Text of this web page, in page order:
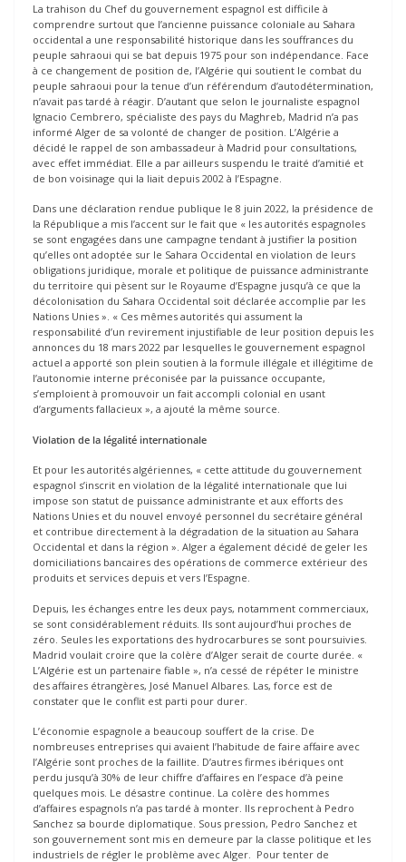
La trahison du Chef du gouvernement espagnol est difficile à
comprendre surtout que l’ancienne puissance coloniale au Sahara
occidental a une responsabilité historique dans les souffrances du
peuple sahraoui qui se bat depuis 1975 pour son indépendance. Face
à ce changement de position de, l’Algérie qui soutient le combat du
peuple sahraoui pour la tenue d’un référendum d’autodétermination,
n’avait pas tardé à réagir. D’autant que selon le journaliste espagnol
Ignacio Cembrero, spécialiste des pays du Maghreb, Madrid n’a pas
informé Alger de sa volonté de changer de position. L’Algérie a
décidé le rappel de son ambassadeur à Madrid pour consultations,
avec effet immédiat. Elle a par ailleurs suspendu le traité d’amitié et
de bon voisinage qui la liait depuis 2002 à l’Espagne.
Dans une déclaration rendue publique le 8 juin 2022, la présidence de
la République a mis l’accent sur le fait que « les autorités espagnoles
se sont engagées dans une campagne tendant à justifier la position
qu’elles ont adoptée sur le Sahara Occidental en violation de leurs
obligations juridique, morale et politique de puissance administrante
du territoire qui pèsent sur le Royaume d’Espagne jusqu’à ce que la
décolonisation du Sahara Occidental soit déclarée accomplie par les
Nations Unies ». « Ces mêmes autorités qui assument la
responsabilité d’un revirement injustifiable de leur position depuis les
annonces du 18 mars 2022 par lesquelles le gouvernement espagnol
actuel a apporté son plein soutien à la formule illégale et illégitime de
l’autonomie interne préconisée par la puissance occupante,
s’emploient à promouvoir un fait accompli colonial en usant
d’arguments fallacieux », a ajouté la même source.
Violation de la légalité internationale
Et pour les autorités algériennes, « cette attitude du gouvernement
espagnol s’inscrit en violation de la légalité internationale que lui
impose son statut de puissance administrante et aux efforts des
Nations Unies et du nouvel envoyé personnel du secrétaire général
et contribue directement à la dégradation de la situation au Sahara
Occidental et dans la région ». Alger a également décidé de geler les
domiciliations bancaires des opérations de commerce extérieur des
produits et services depuis et vers l’Espagne.
Depuis, les échanges entre les deux pays, notamment commerciaux,
se sont considérablement réduits. Ils sont aujourd’hui proches de
zéro. Seules les exportations des hydrocarbures se sont poursuivies.
Madrid voulait croire que la colère d’Alger serait de courte durée. «
L’Algérie est un partenaire fiable », n’a cessé de répéter le ministre
des affaires étrangères, José Manuel Albares. Las, force est de
constater que le conflit est parti pour durer.
L’économie espagnole a beaucoup souffert de la crise. De
nombreuses entreprises qui avaient l’habitude de faire affaire avec
l’Algérie sont proches de la faillite. D’autres firmes ibériques ont
perdu jusqu’à 30% de leur chiffre d’affaires en l’espace d’à peine
quelques mois. Le désastre continue. La colère des hommes
d’affaires espagnols n’a pas tardé à monter. Ils reprochent à Pedro
Sanchez sa bourde diplomatique. Sous pression, Pedro Sanchez et
son gouvernement sont mis en demeure par la classe politique et les
industriels de régler le problème avec Alger. Pour tenter de